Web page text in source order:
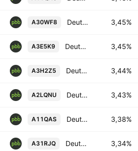
A30WF8 Deutsche Pfandbriefbank AG 5.0% 05-FEB-2027 3,45%
A3E5K9 Deutsche Pfandbriefbank AG 0.158% 27-AUG-2031 3,45%
A3H2Z5 Deutsche Pfandbriefbank AG 0.312% 16-APR-2029 3,44%
A2LQNU Deutsche Pfandbriefbank AG 1.371% 12-MAR-2029 3,43%
A11QAS Deutsche Pfandbriefbank AG 2.2% 28-APR-2027 3,38%
A31RJQ Deutsche Pfandbriefbank AG 4.325% 24-APR-2028 3,34%